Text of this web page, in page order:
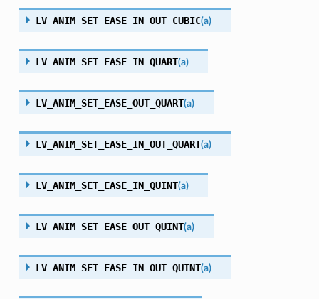
LV_ANIM_SET_EASE_IN_OUT_CUBIC(a)
LV_ANIM_SET_EASE_IN_QUART(a)
LV_ANIM_SET_EASE_OUT_QUART(a)
LV_ANIM_SET_EASE_IN_OUT_QUART(a)
LV_ANIM_SET_EASE_IN_QUINT(a)
LV_ANIM_SET_EASE_OUT_QUINT(a)
LV_ANIM_SET_EASE_IN_OUT_QUINT(a)